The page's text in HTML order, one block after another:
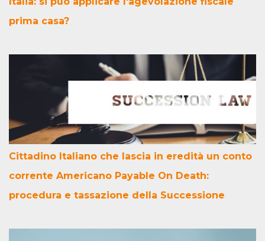
prima casa?
Cittadino Italiano che lascia in eredità un conto
corrente Americano Payable On Death:
procedura e tassazione della Successione